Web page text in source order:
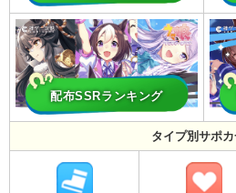
配布SSRランキング
タイプ別サポ